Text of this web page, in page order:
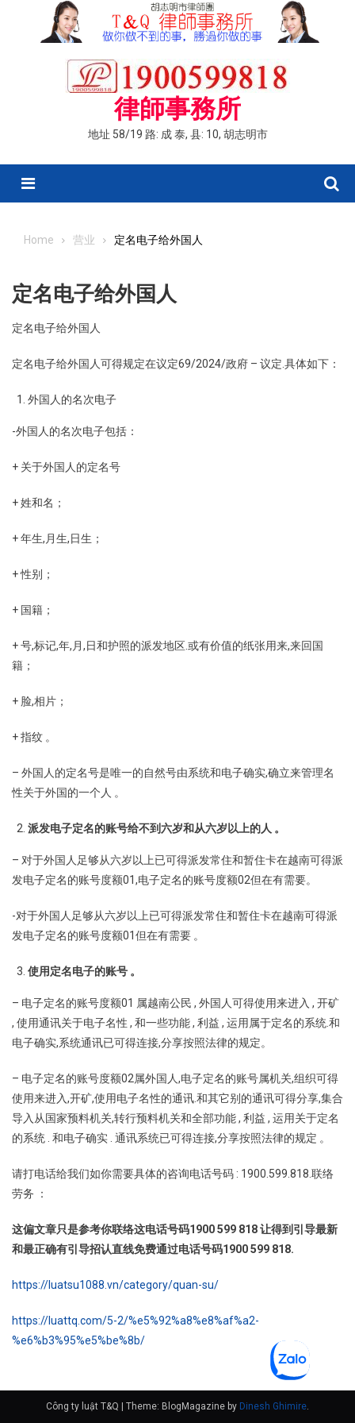
律師事務所
地址 58/19 路: 成 泰, 县: 10, 胡志明市
Menu
Home 营业 定名电子给外国人
定名电子给外国人
定名电子给外国人
定名电子给外国人可得规定在议定69/2024/政府 – 议定.具体如下：
外国人的名次电子
-外国人的名次电子包括：
+ 关于外国人的定名号
+ 姓和名；
+ 年生,月生,日生；
+ 性别；
+ 国籍；
+ 号,标记,年,月,日和护照的派发地区.或有价值的纸张用来,来回国
籍；
+ 脸,相片；
+ 指纹 。
– 外国人的定名号是唯一的自然号由系统和电子确实,确立来管理名
性关于外国的一个人 。
派发电子定名的账号给不到六岁和从六岁以上的人 。
– 对于外国人足够从六岁以上已可得派发常住和暂住卡在越南可得派
发电子定名的账号度额01,电子定名的账号度额02但在有需要。
-对于外国人足够从六岁以上已可得派发常住和暂住卡在越南可得派
发电子定名的账号度额01但在有需要 。
使用定名电子的账号 。
– 电子定名的账号度额01 属越南公民 , 外国人可得使用来进入 , 开矿
, 使用通讯关于电子名性 , 和一些功能 , 利益 , 运用属于定名的系统.和
电子确实,系统通讯已可得连接,分享按照法律的规定。
– 电子定名的账号度额02属外国人,电子定名的账号属机关,组织可得
使用来进入,开矿,使用电子名性的通讯.和其它别的通讯可得分享,集合
导入从国家预料机关,转行预料机关和全部功能 , 利益 , 运用关于定名
的系统 . 和电子确实 . 通讯系统已可得连接,分享按照法律的规定 。
请打电话给我们如你需要具体的咨询电话号码 : 1900.599.818.联络
劳务 ：
这偏文章只是参考你联络这电话号码1900 599 818 让得到引导最新
和最正确有引导招认直线免费通过电话号码1900 599 818.
https://luatsu1088.vn/category/quan-su/
https://luattq.com/5-2/%e5%92%a8%e8%af%a2-
%e6%b3%95%e5%be%8b/
Công ty luật T&Q Theme: BlogMagazine by Dinesh Ghimire.